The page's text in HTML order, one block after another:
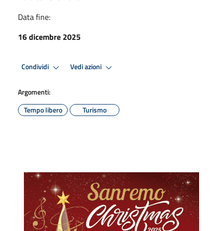
Data fine:
16 dicembre 2025
Condividi Vedi azioni
Argomenti:
Tempo libero
Turismo